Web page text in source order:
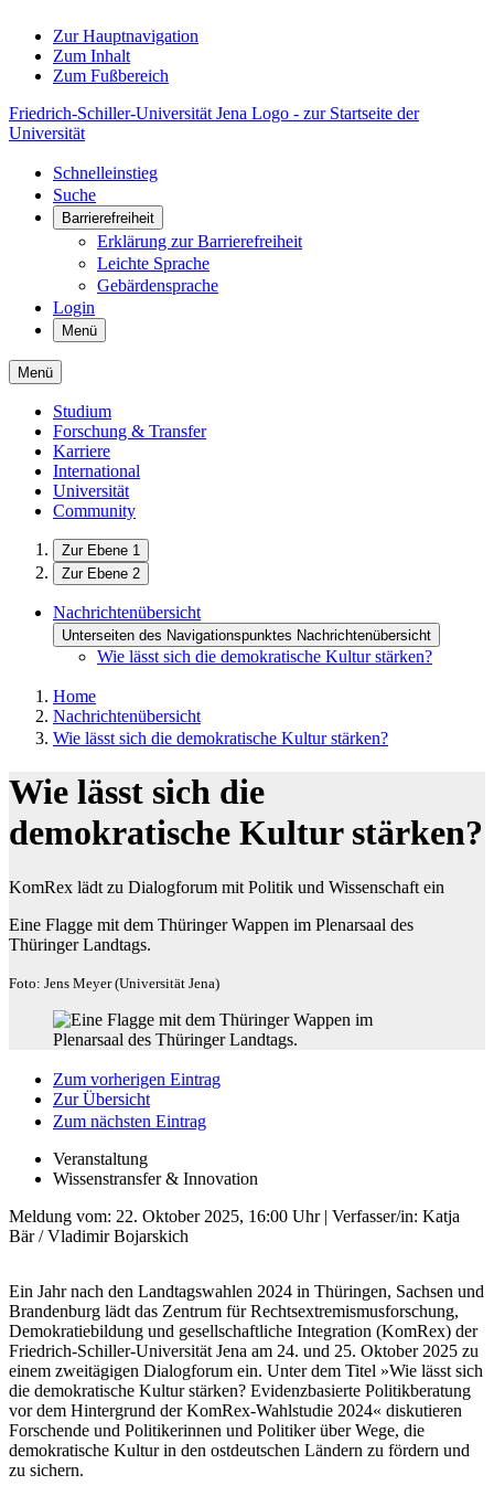
Zur Hauptnavigation
Zum Inhalt
Zum Fußbereich
Friedrich-Schiller-Universität Jena Logo - zur Startseite der
Universität
Schnelleinstieg
Suche
Barrierefreiheit
Erklärung zur Barrierefreiheit
Leichte Sprache
Gebärdensprache
Login
Menü
Menü
Studium
Forschung & Transfer
Karriere
International
Universität
Community
Zur Ebene 1
Zur Ebene 2
Nachrichtenübersicht
Unterseiten des Navigationspunktes Nachrichtenübersicht
Wie lässt sich die demokratische Kultur stärken?
Home
Nachrichtenübersicht
Wie lässt sich die demokratische Kultur stärken?
Wie lässt sich die
demokratische Kultur stärken?
KomRex lädt zu Dialogforum mit Politik und Wissenschaft ein
Eine Flagge mit dem Thüringer Wappen im Plenarsaal des
Thüringer Landtags.
Foto: Jens Meyer (Universität Jena)
Zum vorherigen Eintrag
Zur Übersicht
Zum nächsten Eintrag
Veranstaltung
Wissenstransfer & Innovation
Meldung vom: 22. Oktober 2025, 16:00 Uhr| Verfasser/in: Katja
Bär / Vladimir Bojarskich
Ein Jahr nach den Landtagswahlen 2024 in Thüringen, Sachsen und
Brandenburg lädt das Zentrum für Rechtsextremismusforschung,
Demokratiebildung und gesellschaftliche Integration (KomRex) der
Friedrich-Schiller-Universität Jena am 24. und 25. Oktober 2025 zu
einem zweitägigen Dialogforum ein. Unter dem Titel »Wie lässt sich
die demokratische Kultur stärken? Evidenzbasierte Politikberatung
vor dem Hintergrund der KomRex-Wahlstudie 2024« diskutieren
Forschende und Politikerinnen und Politiker über Wege, die
demokratische Kultur in den ostdeutschen Ländern zu fördern und
zu sichern.